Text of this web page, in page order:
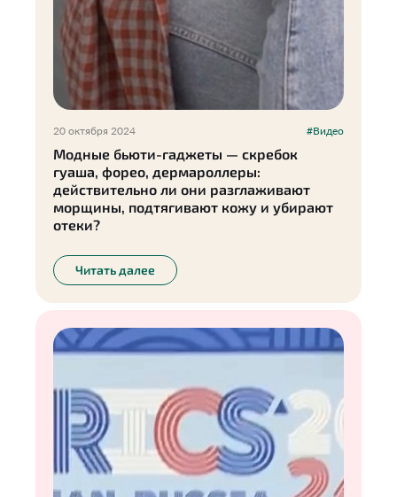
20 октября 2024 #Видео
Модные бьюти-гаджеты — скребок
гуаша, форео, дермароллеры:
действительно ли они разглаживают
морщины, подтягивают кожу и убирают
отеки?
Читать далее